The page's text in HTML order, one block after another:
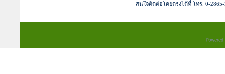
สนใจติดต่อโดยตรงได้ที่ โทร. 0-2865-